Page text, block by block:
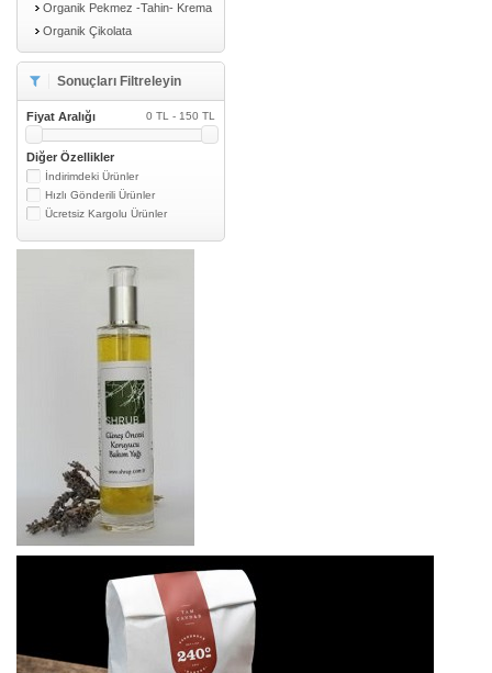
Organik Pekmez -Tahin- Krema
Organik Çikolata
Sonuçları Filtreleyin
Fiyat Aralığı 0 TL - 150 TL
Diğer Özellikler
İndirimdeki Ürünler
Hızlı Gönderili Ürünler
Ücretsiz Kargolu Ürünler